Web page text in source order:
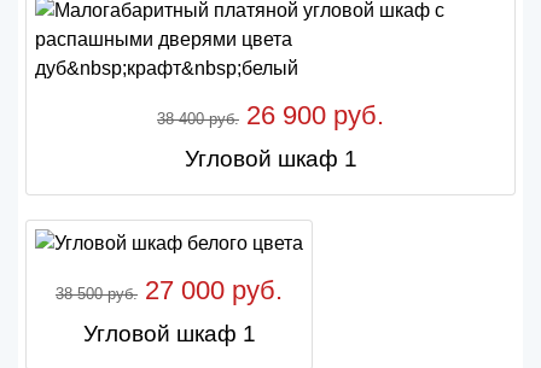
38 400 руб. 26 900 руб.
Угловой шкаф 1
38 500 руб. 27 000 руб.
Угловой шкаф 1